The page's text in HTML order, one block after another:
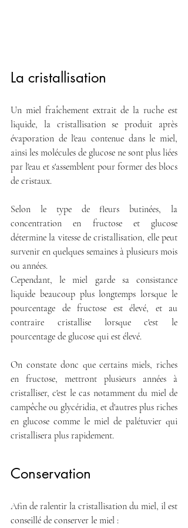
La cristallisation
Un miel fraîchement extrait de la ruche est
liquide, la cristallisation se produit après
évaporation de l'eau contenue dans le miel,
ainsi les molécules de glucose ne sont plus liées
par l'eau et s'assemblent pour former des blocs
de cristaux.
Selon le type de fleurs butinées, la
concentration en fructose et glucose
détermine la vitesse de cristallisation, elle peut
survenir en quelques semaines à plusieurs mois
ou années.
Cependant, le miel garde sa consistance
liquide beaucoup plus longtemps lorsque le
pourcentage de fructose est élevé, et au
contraire cristallise lorsque c'est le
pourcentage de glucose qui est élevé.
On constate donc que certains miels, riches
en fructose, mettront plusieurs années à
cristalliser, c'est le cas notamment du miel de
campêche ou glycéridia, et d'autres plus riches
en glucose comme le miel de palétuvier qui
cristallisera plus rapidement.
Conservation
Afin de ralentir la cristallisation du miel, il est
conseillé de conserver le miel :